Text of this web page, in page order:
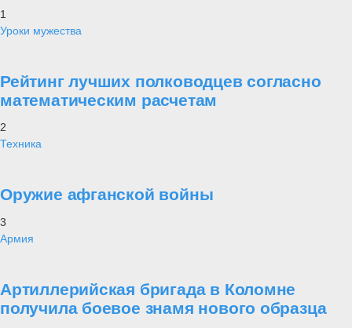
1
Уроки мужества
Рейтинг лучших полководцев согласно
математическим расчетам
2
Техника
Оружие афганской войны
3
Армия
Артиллерийская бригада в Коломне
получила боевое знамя нового образца